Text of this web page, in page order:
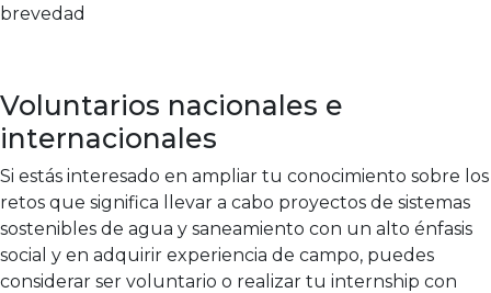
brevedad
Voluntarios nacionales e
internacionales
Si estás interesado en ampliar tu conocimiento sobre los
retos que significa llevar a cabo proyectos de sistemas
sostenibles de agua y saneamiento con un alto énfasis
social y en adquirir experiencia de campo, puedes
considerar ser voluntario o realizar tu internship con